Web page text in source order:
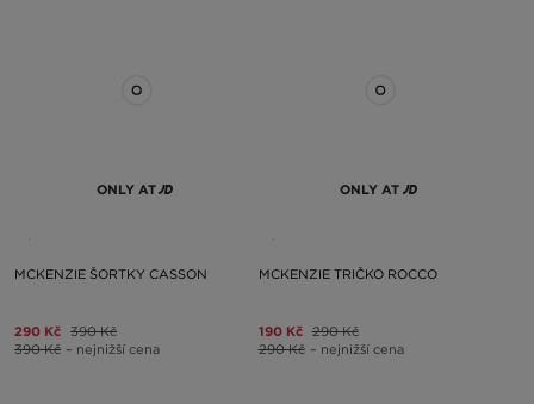
ONLY AT
MCKENZIE ŠORTKY CASSON
290 Kč 390 Kč
390 Kč – nejnižší cena
ONLY AT
MCKENZIE TRIČKO ROCCO
190 Kč 290 Kč
290 Kč – nejnižší cena